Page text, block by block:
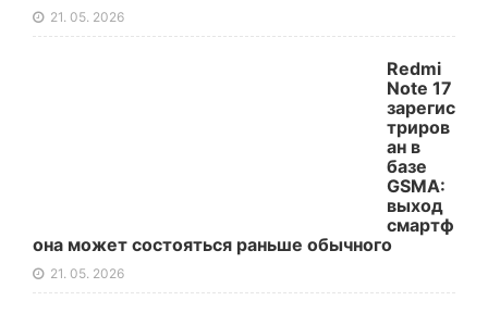
21. 05. 2026
Redmi
Note 17
зарегис
триров
ан в
базе
GSMA:
выход
смартф
она может состояться раньше обычного
21. 05. 2026